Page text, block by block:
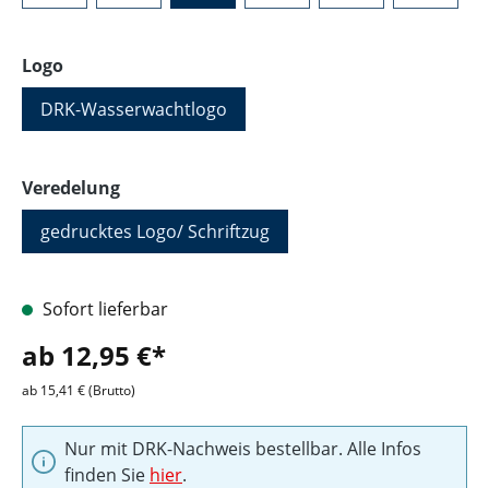
Logoauswählen
DRK-Wasserwachtlogo
Veredelungauswählen
gedrucktes Logo/ Schriftzug
Sofort lieferbar
ab 12,95 €*
ab 15,41 € (Brutto)
Nur mit DRK-Nachweis bestellbar. Alle Infos
finden Sie hier.